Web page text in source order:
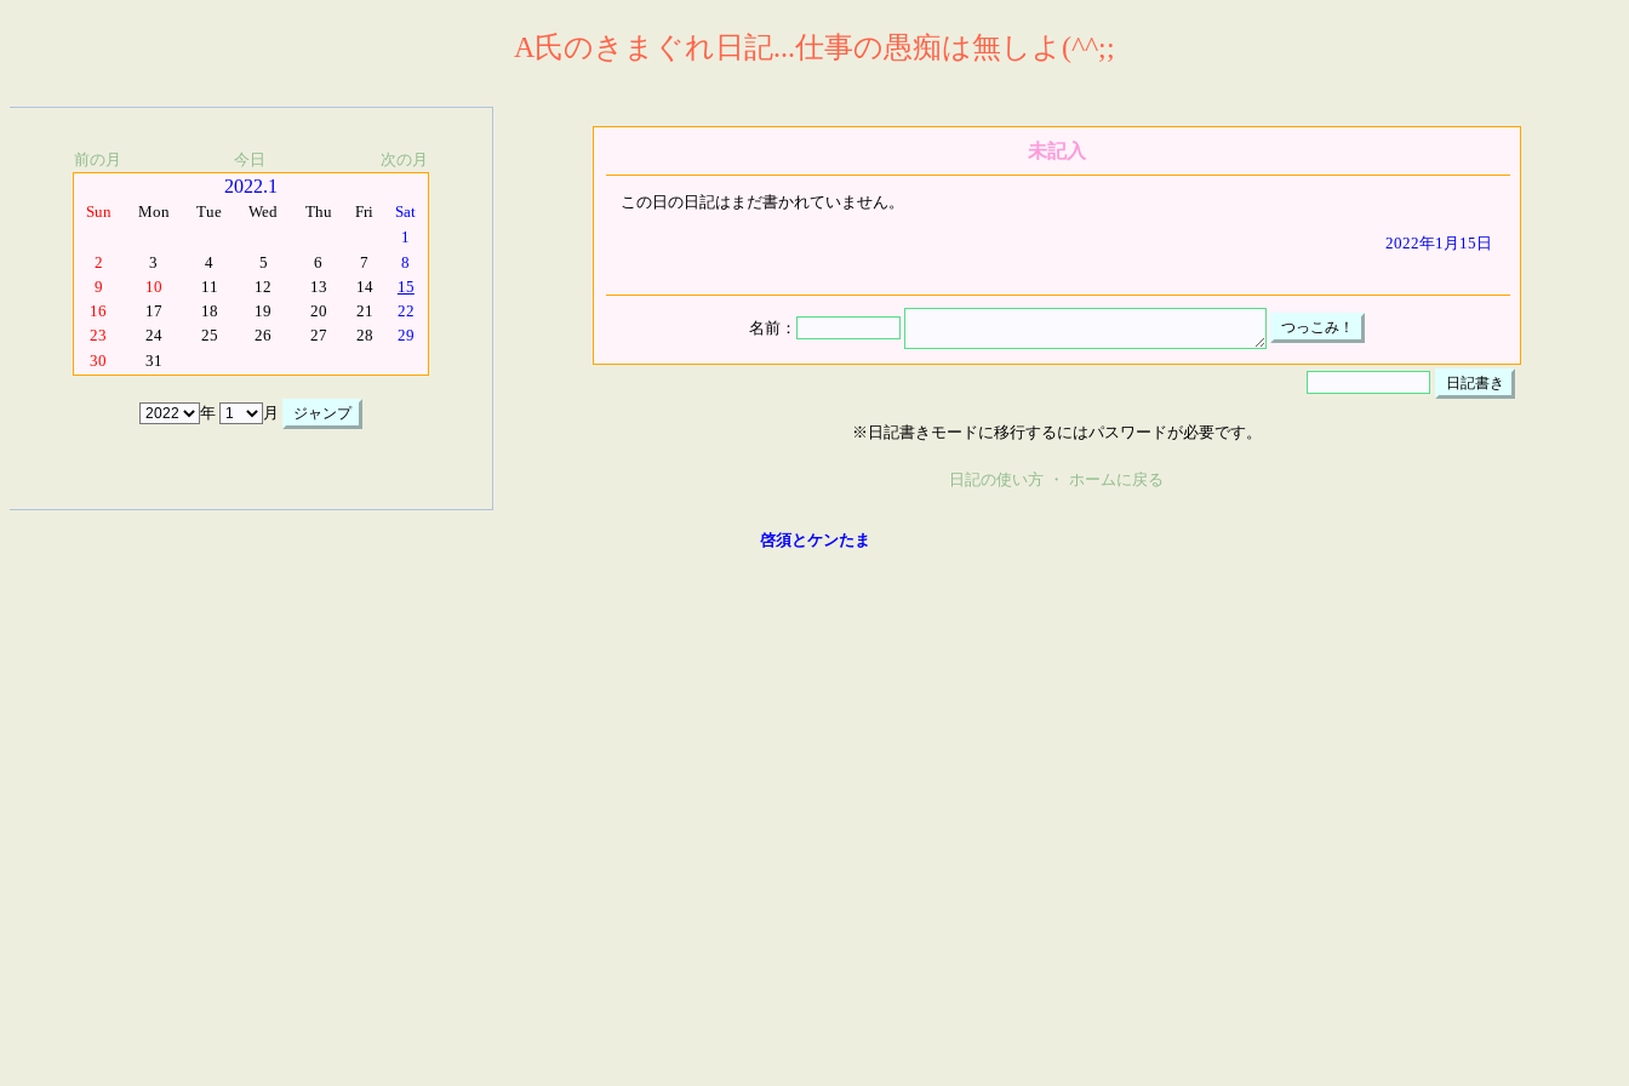
A氏のきまぐれ日記...仕事の愚痴は無しよ(^^;;
前の月 今日 次の月
2022.1
Sun Mon Tue Wed Thu Fri
Sat
1
2
3 4 5 6 7
8
9
10 11 12 13 14
15
16
17 18 19 20 21
22
23
24 25 26 27 28
29
30
31
年 月
未記入
この日の日記はまだ書かれていません。
2022年1月15日
名前：
※日記書きモードに移行するにはパスワードが必要です。
日記の使い方 ・ ホームに戻る
啓須とケンたま